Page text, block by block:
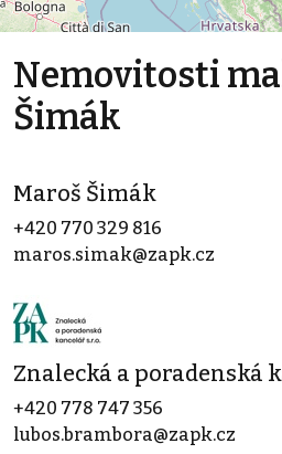
Nemovitosti
Šimák
Maroš Šimák
+420 770 329 816
maros.simak@zapk.cz
Znalecká a poradenská
+420 778 747 356
lubos.brambora@zapk.cz